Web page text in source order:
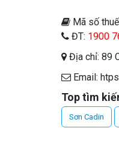
Mã số
ĐT: 1900
Địa chỉ: 89
Email:
Top tìm
Sơn Cadin